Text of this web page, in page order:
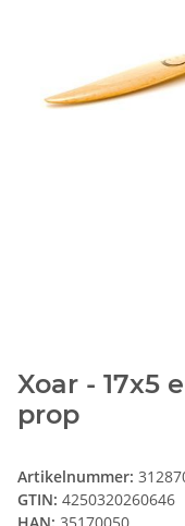
Xoar - 17x5
prop
Artikelnummer:
GTIN: 4250320260646